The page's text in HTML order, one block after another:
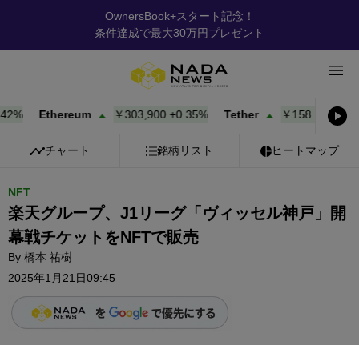
OwnersBook+スタート記念！
条件達成で最大30万円プレゼント
Ethereum ￥303,900+0.35% Tether ￥158.17+ 0.00%
チャート 銘柄リスト ヒートマップ
NFT
楽天グループ、J1リーグ「ヴィッセル神戸」開
幕戦チケットをNFTで販売
By 橋本 祐樹
2025年1月21日09:45